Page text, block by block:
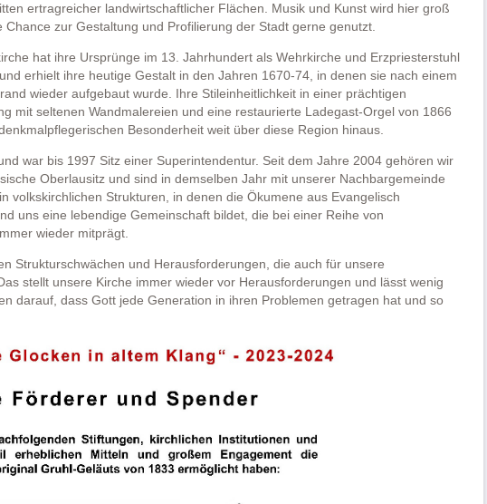
ertragreicher landwirtschaftlicher Flächen. Musik und Kunst wird hier groß
Chance zur Gestaltung und Profilierung der Stadt gerne genutzt.
hat ihre Ursprünge im 13. Jahrhundert als Wehrkirche und Erzpriesterstuhl
erhielt ihre heutige Gestalt in den Jahren 1670-74, in denen sie nach einem
wieder aufgebaut wurde. Ihre Stileinheitlichkeit in einer prächtigen
mit seltenen Wandmalereien und eine restaurierte Ladegast-Orgel von 1866
Besonderheit weit über diese Region hinaus.
war bis 1997 Sitz einer Superintendentur. Seit dem Jahre 2004 gehören wir
Oberlausitz und sind in demselben Jahr mit unserer Nachbargemeinde
volkskirchlichen Strukturen, in denen die Ökumene aus Evangelisch
uns eine lebendige Gemeinschaft bildet, die bei einer Reihe von
wieder mitprägt.
Strukturschwächen und Herausforderungen, die auch für unsere
stellt unsere Kirche immer wieder vor Herausforderungen und lässt wenig
darauf, dass Gott jede Generation in ihren Problemen getragen hat und so